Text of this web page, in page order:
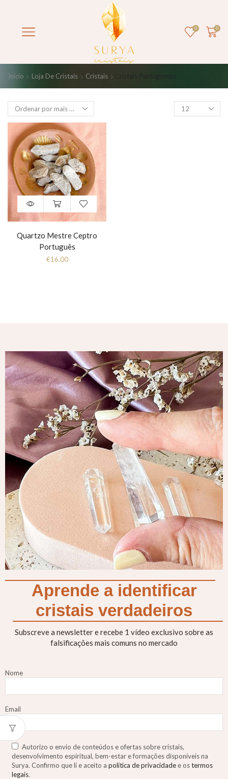
0 0
Início Loja De Cristais Cristais Cristais Portugueses
Quartzo Mestre Ceptro
Português
€16.00
Aprende a identificar
cristais verdadeiros
Subscreve a newsletter e recebe 1 vídeo exclusivo sobre as
falsificações mais comuns no mercado
Nome
Email
Autorizo o envio de conteúdos e ofertas sobre cristais,
desenvolvimento espiritual, bem-estar e formações disponíveis na
Surya. Confirmo que li e aceito a política de privacidadee ostermos
legais.